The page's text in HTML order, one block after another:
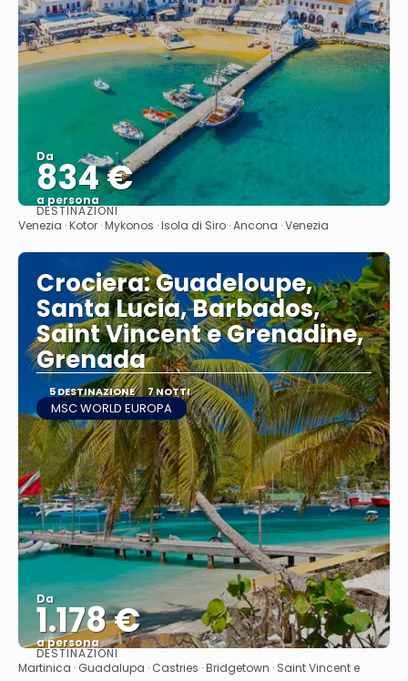
Da
834 €
a persona
Vedere
DESTINAZIONI
Venezia · Kotor · Mykonos · Isola di Siro · Ancona · Venezia
Crociera: Guadeloupe,
Santa Lucia, Barbados,
Saint Vincent e Grenadine,
Grenada
5 DESTINAZIONE 7 NOTTI
MSC WORLD EUROPA
Da
1.178 €
a persona
Vedere
DESTINAZIONI
Martinica · Guadalupa · Castries · Bridgetown · Saint Vincent e